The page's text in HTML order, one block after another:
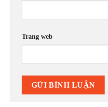
Trang web